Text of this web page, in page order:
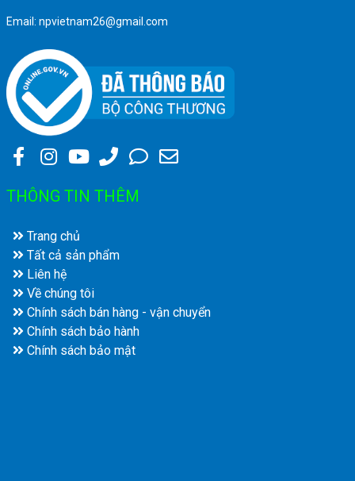
Email: npvietnam26@gmail.com
THÔNG TIN THÊM
Trang chủ
Tất cả sản phẩm
Liên hệ
Về chúng tôi
Chính sách bán hàng - vận chuyển
Chính sách bảo hành
Chính sách bảo mật